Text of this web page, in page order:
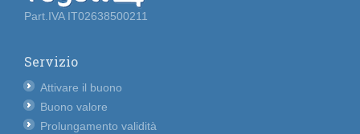
Part.IVA IT02638500211
Servizio
Attivare il buono
Buono valore
Prolungamento validità